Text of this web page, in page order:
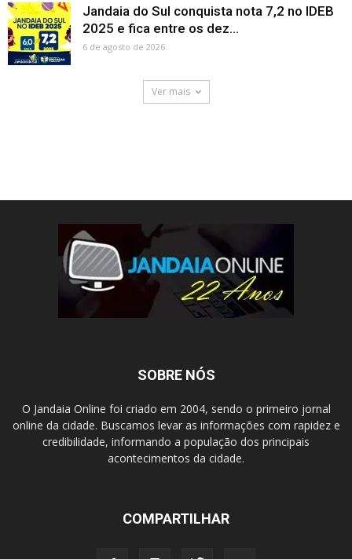
Jandaia do Sul conquista nota 7,2 no IDEB
2025 e fica entre os dez...
6 de agosto de 2026
Ver mais
SOBRE NÓS
O Jandaia Online foi criado em 2004, sendo o primeiro jornal
online da cidade. Buscamos levar as informações com rapidez e
credibilidade, informando a população dos principais
acontecimentos da cidade.
COMPARTILHAR